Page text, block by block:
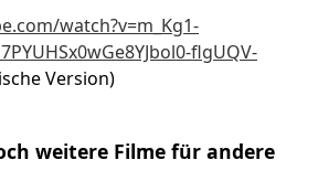
watch?v=m_Kg1-
flgUQV-
Version)
weitere Filme für andere